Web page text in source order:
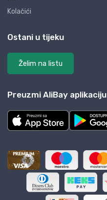
Kolačići
Ostani u tijeku
Želim na listu
Preuzmi AliBay aplikaciju